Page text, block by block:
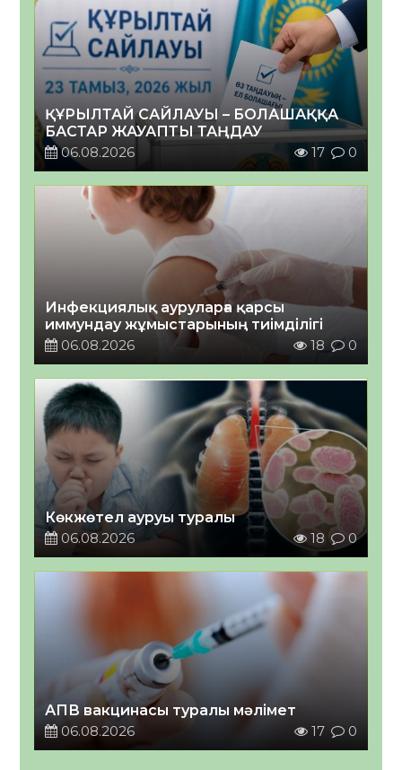
ҚҰРЫЛТАЙ САЙЛАУЫ – БОЛАШАҚҚА
БАСТАР ЖАУАПТЫ ТАҢДАУ
06.08.2026
17 0
Инфекциялық ауруларға қарсы
иммундау жұмыстарының тиімділігі
06.08.2026
18 0
Көкжөтел ауруы туралы
06.08.2026
18 0
АПВ вакцинасы туралы мәлімет
06.08.2026
17 0